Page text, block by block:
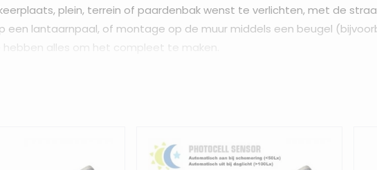
plein, terrein of paardenbak wenst te verlichten, met de
een lantaarnpaal, of montage op de muur middels een beugel
hebben alles om het compleet te maken.
aanduiding "Premium" zijn geschik om veel en hele nachten te
voor rondom uw bedrijfspand aan de gevel? Kijk dan in ons assortiment